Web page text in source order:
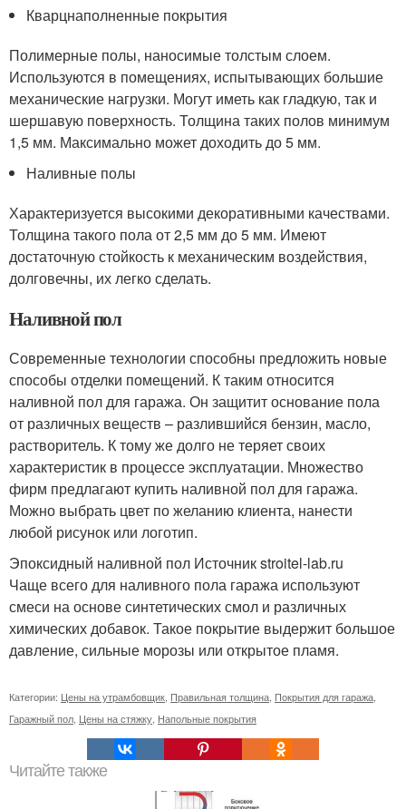
Кварцнаполненные покрытия
Полимерные полы, наносимые толстым слоем.
Используются в помещениях, испытывающих большие
механические нагрузки. Могут иметь как гладкую, так и
шершавую поверхность. Толщина таких полов минимум
1,5 мм. Максимально может доходить до 5 мм.
Наливные полы
Характеризуется высокими декоративными качествами.
Толщина такого пола от 2,5 мм до 5 мм. Имеют
достаточную стойкость к механическим воздействия,
долговечны, их легко сделать.
Наливной пол
Современные технологии способны предложить новые
способы отделки помещений. К таким относится
наливной пол для гаража. Он защитит основание пола
от различных веществ – разлившийся бензин, масло,
растворитель. К тому же долго не теряет своих
характеристик в процессе эксплуатации. Множество
фирм предлагают купить наливной пол для гаража.
Можно выбрать цвет по желанию клиента, нанести
любой рисунок или логотип.
Эпоксидный наливной пол Источник stroitel-lab.ru
Чаще всего для наливного пола гаража используют
смеси на основе синтетических смол и различных
химических добавок. Такое покрытие выдержит большое
давление, сильные морозы или открытое пламя.
Категории: Цены на утрамбовщик Правильная толщина Покрытия для гаража
Гаражный пол Цены на стяжку Напольные покрытия
Читайте также